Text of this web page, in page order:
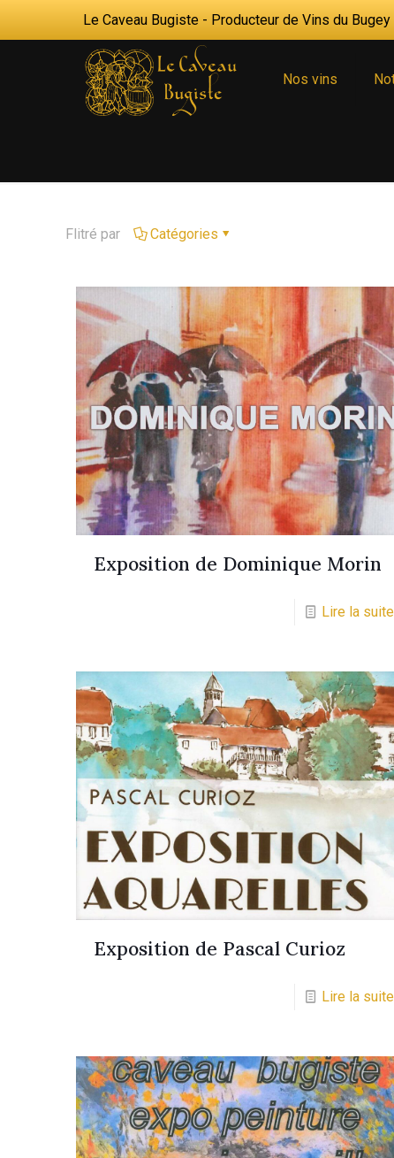
Le Caveau Bugiste - Producteur de Vins du
Nos vins
Flitré par Catégories
Exposition de Dominique Morin
Lire la suite
Exposition de Pascal Curioz
Lire la suite